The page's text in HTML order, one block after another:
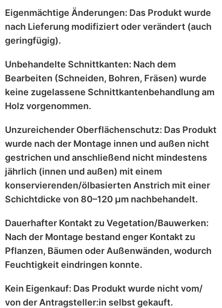
Eigenmächtige Änderungen: Das Produkt wurde
nach Lieferung modifiziert oderverändert (auch
geringfügig).
Unbehandelte Schnittkanten: Nach dem
Bearbeiten (Schneiden, Bohren, Fräsen) wurde
keine zugelassene Schnittkantenbehandlung am
Holz vorgenommen.
Unzureichender Oberflächenschutz: Das Produkt
wurde nach der Montage innen und außen nicht
gestrichen und anschließend nicht mindestens
jährlich (innen und außen) mit einem
konservierenden/ölbasierten Anstrich mit einer
Schichtdicke von 80–120 μm nachbehandelt.
Dauerhafter Kontakt zu Vegetation/Bauwerken:
Nach der Montage bestand enger Kontakt zu
Pflanzen, Bäumen oder Außenwänden, wodurch
Feuchtigkeit eindringen konnte.
Kein Eigenkauf: Das Produkt wurde nicht vom/
von der Antragsteller:in selbst gekauft.